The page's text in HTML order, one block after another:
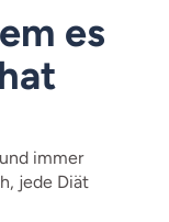
es
immer
jede Diät